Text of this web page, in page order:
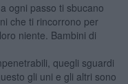
ogni passo ti sbucano
che ti rincorrono per
niente. Bambini di
quegli sguardi
gli uni e gli altri sono